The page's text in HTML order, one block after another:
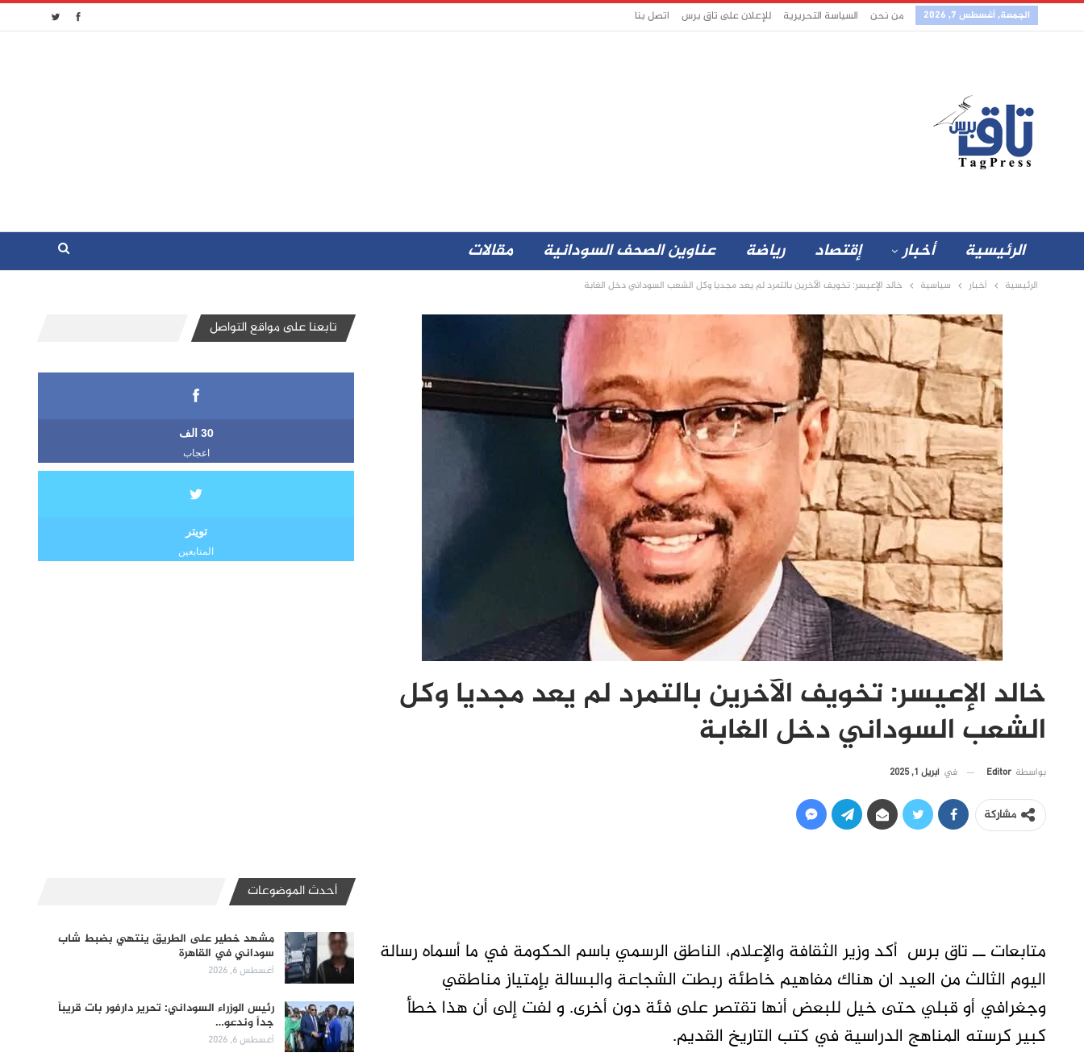
الجمعة, أغسطس 7, 2026 من نحن السياسة التحريرية للإعلان على تاق برس اتصل بنا
الرئيسية أخبار إقتصاد رياضة عناوين الصحف السودانية مقالات
الرئيسية أخبار سياسية خالد الإعيسر: تخويف الآخرين بالتمرد لم يعد مجديا وكل الشعب السوداني دخل الغابة
خالد الإعيسر: تخويف الآخرين بالتمرد لم يعد مجديا وكل
الشعب السوداني دخل الغابة
بواسطة Editor في أبريل 1, 2025
مشاركة
متابعات ــ تاق برس أكد وزير الثقافة والإعلام، الناطق الرسمي باسم الحكومة في ما أسماه رسالة
اليوم الثالث من العيد ان هناك مفاهيم خاطئة ربطت الشجاعة والبسالة بإمتياز مناطقي
وجغرافي أو قبلي حتى خيل للبعض أنها تقتصر على فئة دون أخرى. و لفت إلى أن هذا خطأ
كبير كرسته المناهج الدراسية في كتب التاريخ القديم.
تابعنا على مواقع التواصل
30 الف
اعجاب
تويتر
المتابعين
أحدث الموضوعات
مشهد خطير على الطريق ينتهي بضبط شاب
سوداني في القاهرة
أغسطس 6, 2026
رئيس الوزراء السوداني: تحرير دارفور بات قريباً
جداً وندعو…
أغسطس 6, 2026